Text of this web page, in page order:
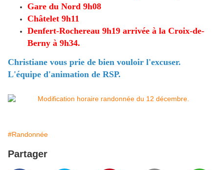
Gare du Nord 9h08
Châtelet 9h11
Denfert-Rochereau 9h19 arrivée à la Croix-de-
Berny à 9h34.
Christiane vous prie de bien vouloir l'excuser.
L'équipe d'animation de RSP.
#Randonnée
Partager